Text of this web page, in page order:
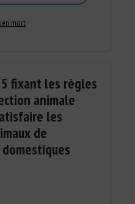
mort
fixant les règles
animale
les
de
domestiques